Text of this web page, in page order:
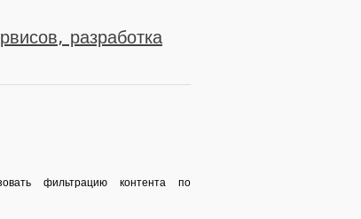
разработка
фильтрацию контента по